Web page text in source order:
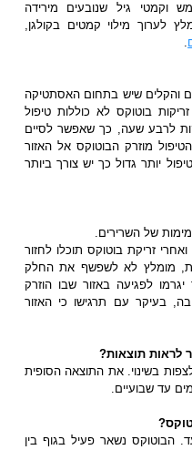
וקמטי גיל שנובעים מירידה
לערוך מילוי קמטים בקולגן,
.
והקלים שיש בתחום האסתטיקה
בוטוקס לא כוללות טיפול
לרבע שעה, כך שאפשר לסיים
מוזרק הבוטוקס אל האזור
יותר גדול כך יש צורך ביותר
של השרירים.
זריקת בוטוקס תוכלו לחזור
מומלץ לא לשפשף את החלק
לפגיעה באזור שבו הוזרק
בעיקר עם תרגישו כי האזור
לראות תוצאות?
בשינוי. את התוצאה הסופית
עד שבועיים.
הבוטוקס נשאר פעיל בגוף בין